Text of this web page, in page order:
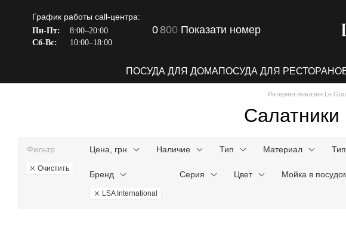
График работы call-центра:
Пн-Пт:
8:00–20:00
Сб-Вс:
10:00–18:00
0800 Показати номер
ПОСУДА ДЛЯ ДОМАПОСУДА ДЛЯ
Интернет-магазин Le
Фильтр
Очистить
Цена, грн Наличие Тип Материал
Бренд
LSA International
Серия Цвет Мойка в